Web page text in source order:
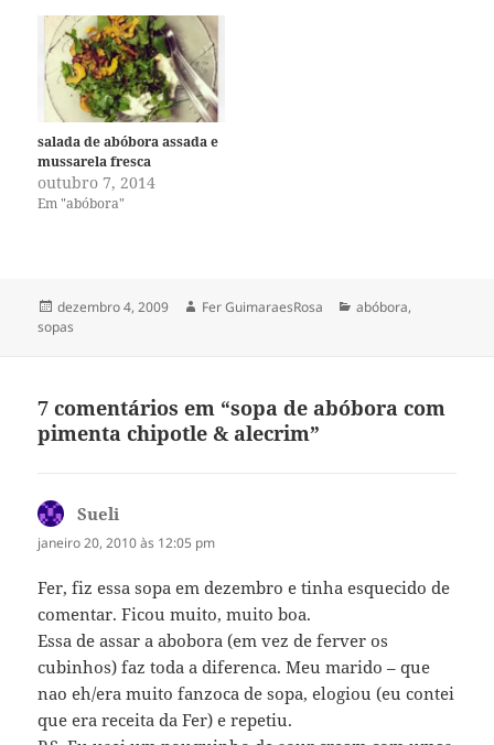
salada de abóbora assada e
mussarela fresca
outubro 7, 2014
Em "abóbora"
Publicado
em
dezembro 4, 2009 Autor
Fer GuimaraesRosa Categorias
abóbora,
sopas
7 comentários em “sopa de abóbora com
pimenta chipotle & alecrim”
Sueli
janeiro 20, 2010 às 12:05 pm
Fer, fiz essa sopa em dezembro e tinha esquecido de
comentar. Ficou muito, muito boa.
Essa de assar a abobora (em vez de ferver os
cubinhos) faz toda a diferenca. Meu marido – que
nao eh/era muito fanzoca de sopa, elogiou (eu contei
que era receita da Fer) e repetiu.